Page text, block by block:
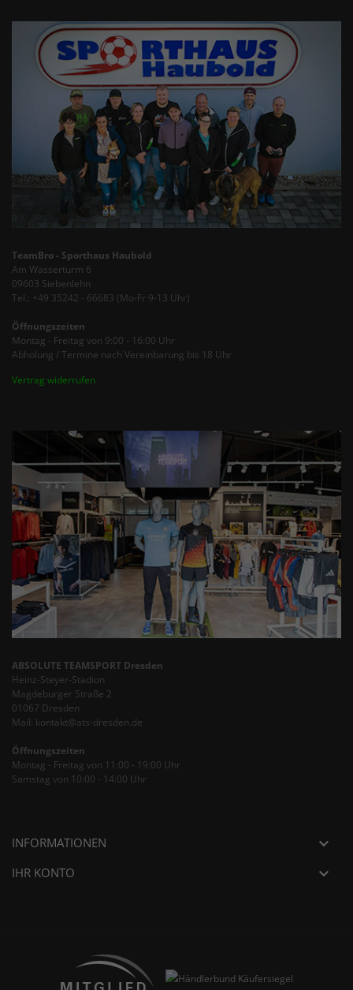
TeamBro - Sporthaus Haubold
Am Wasserturm 6
09603 Siebenlehn
Tel.: +49 35242 - 66683 (Mo-Fr 9-13 Uhr)
Öffnungszeiten
Montag - Freitag von 9:00 - 16:00 Uhr
Abholung / Termine nach Vereinbarung bis 18 Uhr
Vertrag widerrufen
ABSOLUTE TEAMSPORT Dresden
Heinz-Steyer-Stadion
Magdeburger Straße 2
01067 Dresden
Mail: kontakt@ats-dresden.de
Öffnungszeiten
Montag - Freitag von 11:00 - 19:00 Uhr
Samstag von 10:00 - 14:00 Uhr
INFORMATIONEN 
IHR KONTO 